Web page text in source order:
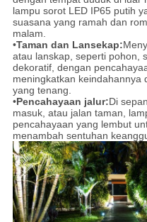
lampu sorot LED IP65 putih
suasana yang ramah dan
malam.
•Taman dan Lansekap:
atau lanskap, seperti pohon,
dekoratif, dengan
meningkatkan keindahannya
yang tenang.
•Pencahayaan jalur:Di
masuk, atau jalan taman,
pencahayaan yang lembut
menambah sentuhan